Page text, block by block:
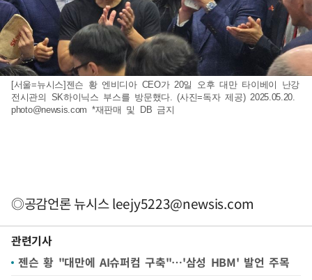
[서울=뉴시스]젠슨 황 엔비디아 CEO가 20일 오후 대만 타이베이 난강
전시관의 SK하이닉스 부스를 방문했다. (사진=독자 제공) 2025.05.20.
photo@newsis.com *재판매 및 DB 금지
◎공감언론 뉴시스leejy5223@newsis.com
관련기사
젠슨 황 "대만에 AI슈퍼컴 구축"…'삼성 HBM' 발언 주목